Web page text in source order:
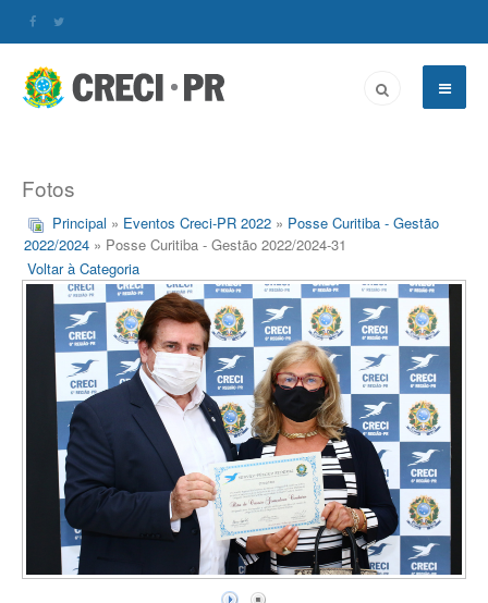
Fotos
Principal » Eventos Creci-PR 2022 » Posse Curitiba - Gestão
2022/2024 » Posse Curitiba - Gestão 2022/2024-31
Voltar à Categoria